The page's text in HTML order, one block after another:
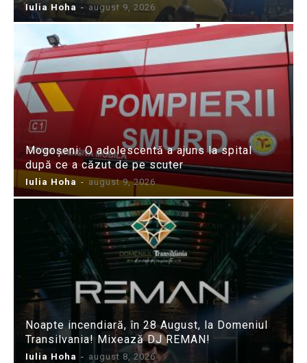
Iulia Hoha - august 9, 2026
Mogoșeni: O adolescentă a ajuns la spital
după ce a căzut de pe scuter
Iulia Hoha - august 9, 2026
Noapte incendiară, în 28 August, la Domeniul
Transilvania! Mixează DJ REMAN!
Iulia Hoha - august 8, 2026